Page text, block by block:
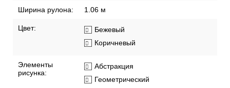
Ширина рулона: 1.06 м
Цвет:
Бежевый
Коричневый
Элементы
рисунка:
Абстракция
Геометрический